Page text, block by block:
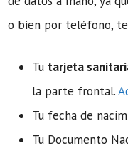
o bien por teléfono,
Tu tarjeta
la parte frontal.
Tu fecha de
Tu Documento